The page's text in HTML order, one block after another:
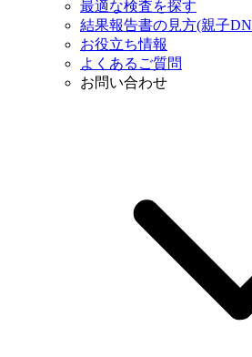
最適な検査を探す
結果報告書の見方(親子
お役立ち情報
よくあるご質問
お問い合わせ